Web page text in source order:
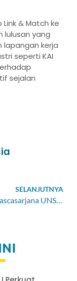
& Match ke
lulusan yang
lapangan kerja
seperti KAI
sejalan
SELANJUTNYA
Sekolah Pascasarjana UNS Adakan Sosialisasi Akademik untuk Maba